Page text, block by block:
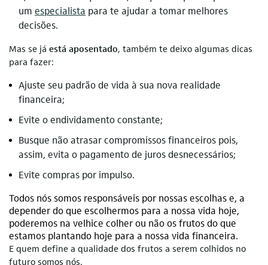
um especialista para te ajudar a tomar melhores
decisões.
Mas se já está aposentado, também te deixo algumas dicas
para fazer:
Ajuste seu padrão de vida à sua nova realidade
financeira;
Evite o endividamento constante;
Busque não atrasar compromissos financeiros pois,
assim, evita o pagamento de juros desnecessários;
Evite compras por impulso.
Todos nós somos responsáveis por nossas escolhas e, a
depender do que escolhermos para a nossa vida hoje,
poderemos na velhice colher ou não os frutos do que
estamos plantando hoje para a nossa vida financeira.
E quem define a qualidade dos frutos a serem colhidos no
futuro somos nós.